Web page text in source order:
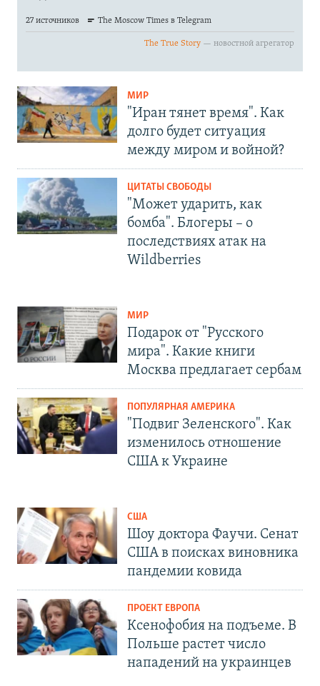
МИР
"Иран тянет время". Как
долго будет ситуация
между миром и войной?
ЦИТАТЫ СВОБОДЫ
"Может ударить, как
бомба". Блогеры – о
последствиях атак на
Wildberries
МИР
Подарок от "Русского
мира". Какие книги
Москва предлагает сербам
ПОПУЛЯРНАЯ АМЕРИКА
"Подвиг Зеленского". Как
изменилось отношение
США к Украине
США
Шоу доктора Фаучи. Сенат
США в поисках виновника
пандемии ковида
ПРОЕКТ ЕВРОПА
Ксенофобия на подъеме. В
Польше растет число
нападений на украинцев